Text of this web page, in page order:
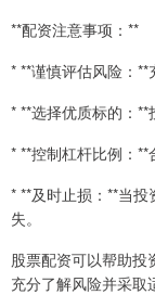
**配资注意事项：**
* **谨慎评估风险：**
* **选择优质标的：**
* **控制杠杆比例：
* **及时止损：**当
失。
股票配资可以帮助投
充分了解风险并采取